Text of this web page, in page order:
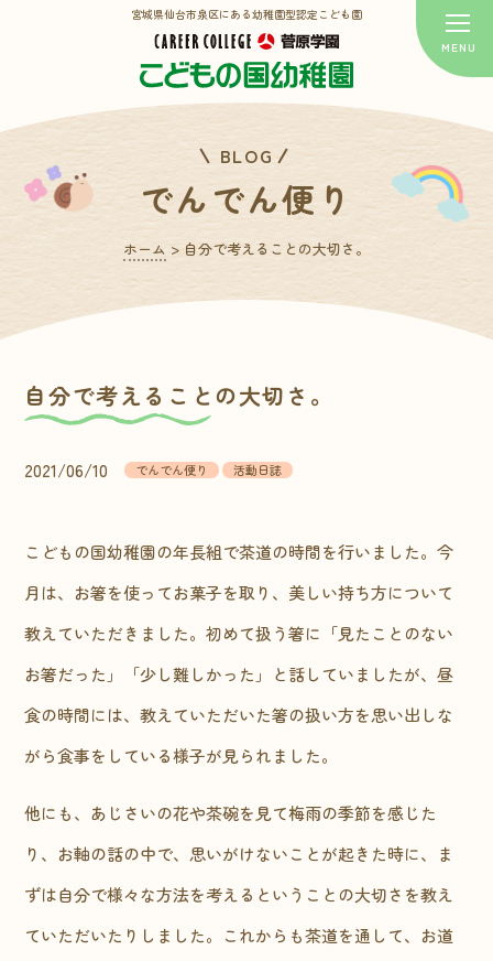
宮城県仙台市泉区にある幼稚園型認定こども園
BLOG
でんでん便り
ホーム > 自分で考えることの大切さ。
自分で考えることの大切さ。
2021/06/10 でんでん便り 活動日誌
こどもの国幼稚園の年長組で茶道の時間を行いました。今
月は、お箸を使ってお菓子を取り、美しい持ち方について
教えていただきました。初めて扱う箸に「見たことのない
お箸だった」「少し難しかった」と話していましたが、昼
食の時間には、教えていただいた箸の扱い方を思い出しな
がら食事をしている様子が見られました。
他にも、あじさいの花や茶碗を見て梅雨の季節を感じた
り、お軸の話の中で、思いがけないことが起きた時に、ま
ずは自分で様々な方法を考えるということの大切さを教え
ていただいたりしました。これからも茶道を通して、お道